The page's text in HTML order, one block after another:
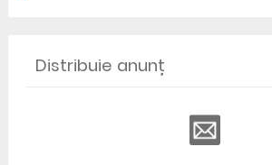
Distribuie anunț